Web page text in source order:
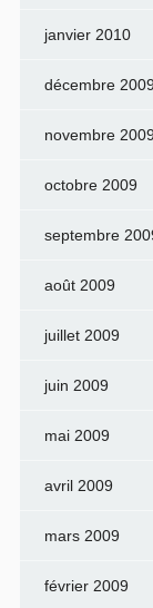
janvier 2010
décembre 2009
novembre 2009
octobre 2009
septembre
août 2009
juillet 2009
juin 2009
mai 2009
avril 2009
mars 2009
février 2009